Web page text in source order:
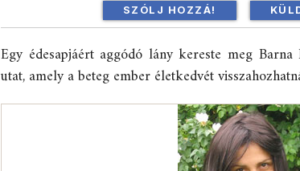
SZÓLJ HOZZÁ!
Egy édesapjáért aggódó lány kereste meg
utat, amely a beteg ember életkedvét